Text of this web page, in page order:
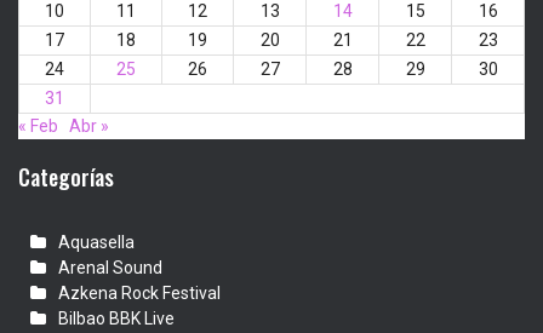
10
11 12 13 14 15
16
17
18 19 20 21 22
23
24
25 26 27 28 29
30
31
« Feb
Abr »
Categorías
Aquasella
Arenal Sound
Azkena Rock Festival
Bilbao BBK Live